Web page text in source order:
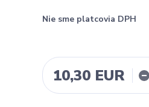
Nie sme platcovia DPH
10,30 EUR